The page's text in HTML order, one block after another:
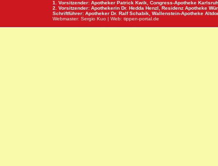
1. Vorsitzender: Apotheker Patrick Kwik, Congress-Apotheke
2. Vorsitzender: Apothekerin Dr. Hedda Henzl, Residenz Apotheke
Schriftführer: Apotheker Dr. Ralf Schabik, Wallenstein-Apotheke
Webmaster: Sergio Kuo | Web: tippen-portal.de